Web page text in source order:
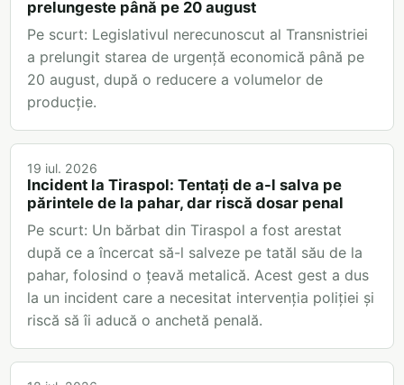
prelungeste până pe 20 august
Pe scurt: Legislativul nerecunoscut al Transnistriei
a prelungit starea de urgență economică până pe
20 august, după o reducere a volumelor de
producție.
19 iul. 2026
Incident la Tiraspol: Tentați de a-l salva pe
părintele de la pahar, dar riscă dosar penal
Pe scurt: Un bărbat din Tiraspol a fost arestat
după ce a încercat să-l salveze pe tatăl său de la
pahar, folosind o țeavă metalică. Acest gest a dus
la un incident care a necesitat intervenția poliției și
riscă să îi aducă o anchetă penală.